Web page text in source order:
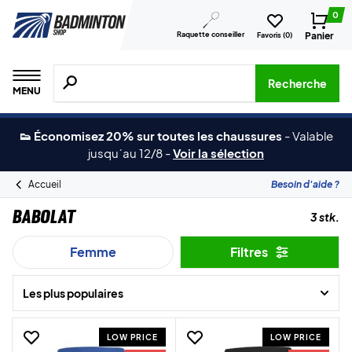
Raquette conseiller Favoris (0)
0
Panier
MENU
Recherche de produits, de marques, etc.
Recherche
👟 Économisez 20% sur toutes les chaussures -Valable
jusqu´au 12/8 -Voir la sélection
Accueil Besoin d'aide ?
Babolat 3 stk.
Femme Filtres
Les plus populaires
LOW PRICE LOW PRICE